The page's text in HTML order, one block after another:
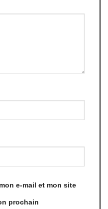
e-mail et mon site
prochain